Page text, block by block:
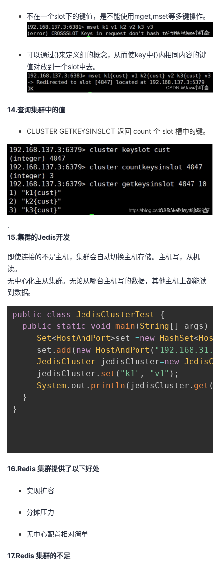
不在一个slot下的键值，是不能使用mget,mset等多键操作。
可以通过{}来定义组的概念，从而使key中{}内相同内容的键
值对放到一个slot中去。
14.查询集群中的值
CLUSTER GETKEYSINSLOT 返回 count 个 slot 槽中的键。
.
15.集群的Jedis开发
即使连接的不是主机，集群会自动切换主机存储。主机写，从机
读。
无中心化主从集群。无论从哪台主机写的数据，其他主机上都能读
到数据。
public class JedisClusterTest
{
public
static void main ( String [ ] args )
Set<HostAndPort>set =new HashSet<
     set
. add ( new HostAndPort (
JedisCluster jedisCluster=new
     jedisCluster
. set ( "k1" , "v1" ) ;
System . out . println ( jedisCluster . get (
}
}
16.Redis 集群提供了以下好处
实现扩容
分摊压力
无中心配置相对简单
17.Redis 集群的不足